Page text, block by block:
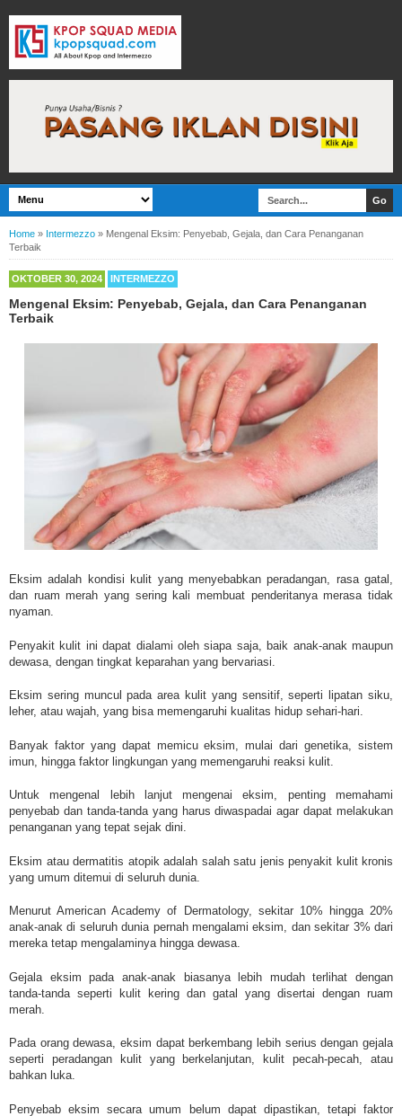
Home » Intermezzo » Mengenal Eksim: Penyebab, Gejala, dan Cara Penanganan
Terbaik
OKTOBER 30, 2024 INTERMEZZO
Mengenal Eksim: Penyebab, Gejala, dan Cara Penanganan
Terbaik
Eksim adalah kondisi kulit yang menyebabkan peradangan, rasa gatal,
dan ruam merah yang sering kali membuat penderitanya merasa tidak
nyaman.
Penyakit kulit ini dapat dialami oleh siapa saja, baik anak-anak maupun
dewasa, dengan tingkat keparahan yang bervariasi.
Eksim sering muncul pada area kulit yang sensitif, seperti lipatan siku,
leher, atau wajah, yang bisa memengaruhi kualitas hidup sehari-hari.
Banyak faktor yang dapat memicu eksim, mulai dari genetika, sistem
imun, hingga faktor lingkungan yang memengaruhi reaksi kulit.
Untuk mengenal lebih lanjut mengenai eksim, penting memahami
penyebab dan tanda-tanda yang harus diwaspadai agar dapat melakukan
penanganan yang tepat sejak dini.
Eksim atau dermatitis atopik adalah salah satu jenis penyakit kulit kronis
yang umum ditemui di seluruh dunia.
Menurut American Academy of Dermatology, sekitar 10% hingga 20%
anak-anak di seluruh dunia pernah mengalami eksim, dan sekitar 3% dari
mereka tetap mengalaminya hingga dewasa.
Gejala eksim pada anak-anak biasanya lebih mudah terlihat dengan
tanda-tanda seperti kulit kering dan gatal yang disertai dengan ruam
merah.
Pada orang dewasa, eksim dapat berkembang lebih serius dengan gejala
seperti peradangan kulit yang berkelanjutan, kulit pecah-pecah, atau
bahkan luka.
Penyebab eksim secara umum belum dapat dipastikan, tetapi faktor